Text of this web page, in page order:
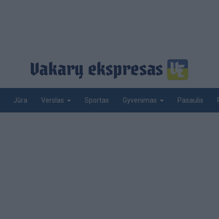
Jūra Verslas Sportas Gyvenimas Pasaulis